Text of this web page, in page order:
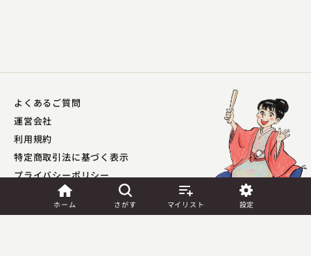
ホーム さがす マイリスト 設定
2023.09.14 | 15分
よくあるご質問
運営会社
利用規約
特定商取引法に基づく表示
プライバシーポリシー​
外部送信ポリシー